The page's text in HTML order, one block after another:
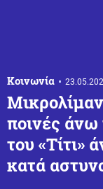
Κοινωνία
ποινές
του «Τίτι»
κατά